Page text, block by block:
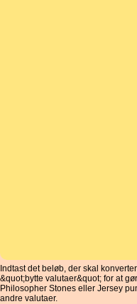
Indtast det beløb, der skal
&quot;bytte valutaer&quot; for at
Philosopher Stones eller Jersey
andre valutaer.